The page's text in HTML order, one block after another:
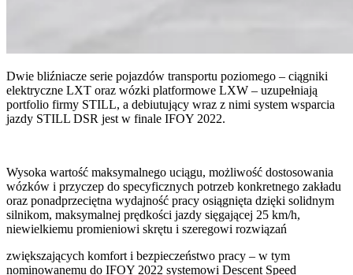
Dwie bliźniacze serie pojazdów transportu poziomego – ciągniki
elektryczne LXT oraz wózki platformowe LXW – uzupełniają
portfolio firmy STILL, a debiutujący wraz z nimi system wsparcia
jazdy STILL DSR jest w finale IFOY 2022.
Wysoka wartość maksymalnego uciągu, możliwość dostosowania
wózków i przyczep do specyficznych potrzeb konkretnego zakładu
oraz ponadprzeciętna wydajność pracy osiągnięta dzięki solidnym
silnikom, maksymalnej prędkości jazdy sięgającej 25 km/h,
niewielkiemu promieniowi skrętu i szeregowi rozwiązań
zwiększających komfort i bezpieczeństwo pracy – w tym
nominowanemu do IFOY 2022 systemowi Descent Speed